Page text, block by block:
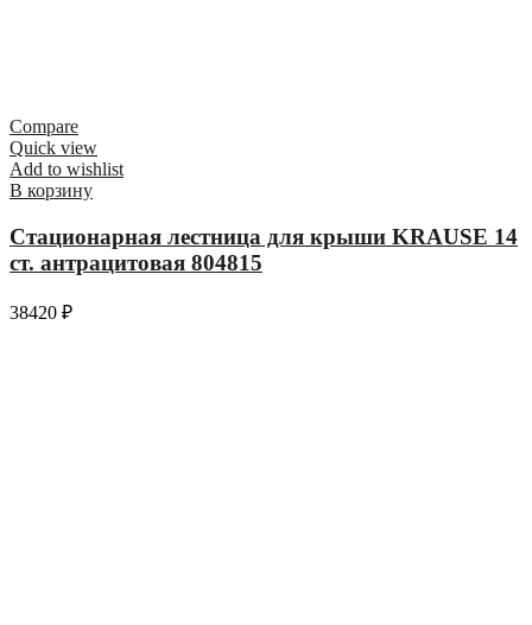
Compare
Quick view
Add to wishlist
В корзину
Стационарная лестница для крыши KRAUSE 14
ст. антрацитовая 804815
38420 ₽